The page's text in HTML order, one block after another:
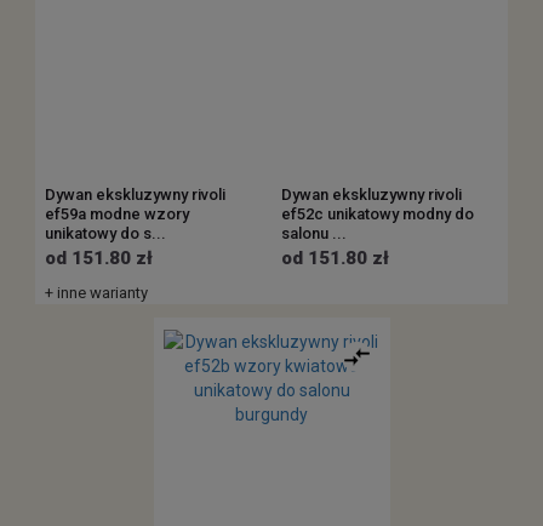
Dywan ekskluzywny rivoli
ef59a modne wzory
unikatowy do s...
od 151.80 zł
+ inne warianty
Dywan ekskluzywny rivoli
ef52c unikatowy modny do
salonu ...
od 151.80 zł